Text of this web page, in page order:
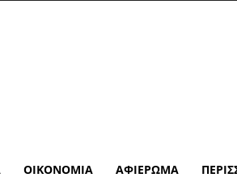
ΟΙΚΟΝΟΜΊΑ ΑΦΙΈΡΩΜΑ